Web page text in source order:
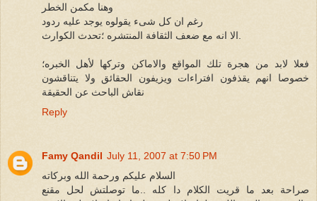
وهنا مكمن الخطر
رغم ان كل شىء يقولوه يوجد عليه ردود
فعلا لابد من هجرة تلك المواقع والاماكن وتركها لأهل الخبره؛
خصوصا انهم يقذفون افتراءات ويزيفون الحقائق ولا يتناقشون
نقاش الباحث عن الحقيقة
Reply
Famy Qandil July 11, 2007 at 7:50 PM
السلام عليكم ورحمة الله وبركاته
صراحة بعد ما قريت الكلام دا كله ..ما توصلتش لحل مقنع